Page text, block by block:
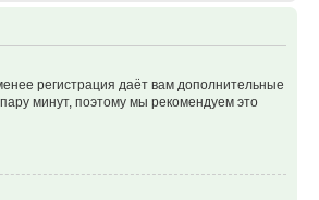
регистрация даёт вам дополнительные
минут, поэтому мы рекомендуем это